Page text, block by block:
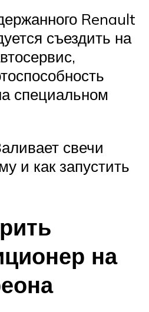
Renault
съездить на
специальном
свечи
и как запустить
на